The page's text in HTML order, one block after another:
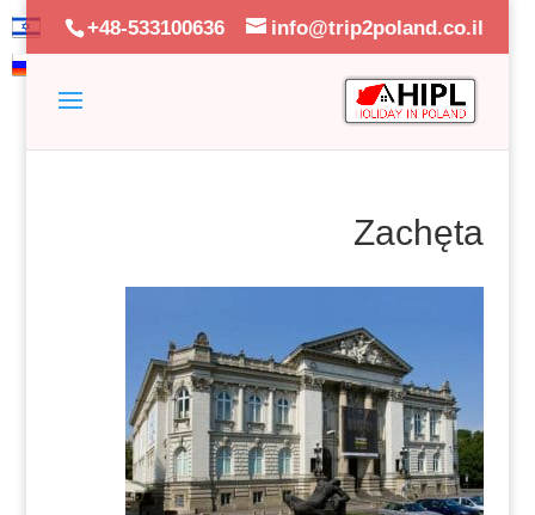
+48-533100636 info@trip2poland.co.il
Zachęta